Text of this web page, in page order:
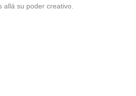
allá su poder creativo.